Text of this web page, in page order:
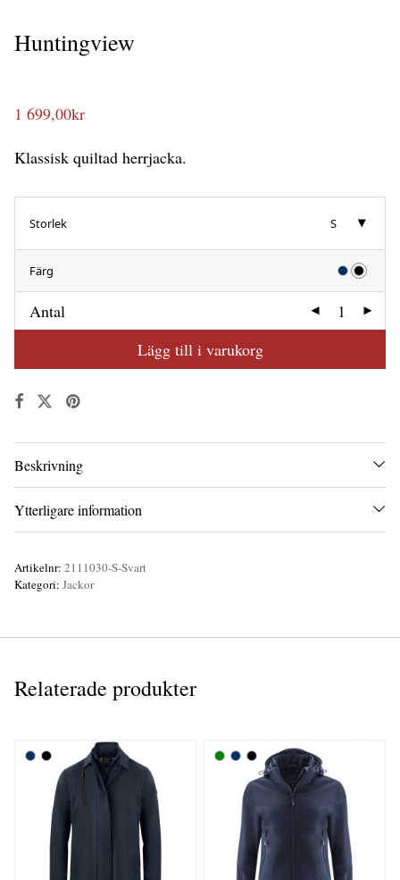
Huntingview
1 699,00kr
Klassisk quiltad herrjacka.
Storlek S
Färg
Antal
Lägg till i varukorg
Beskrivning
Ytterligare information
Artikelnr: 2111030-S-Svart
Kategori: Jackor
Relaterade produkter